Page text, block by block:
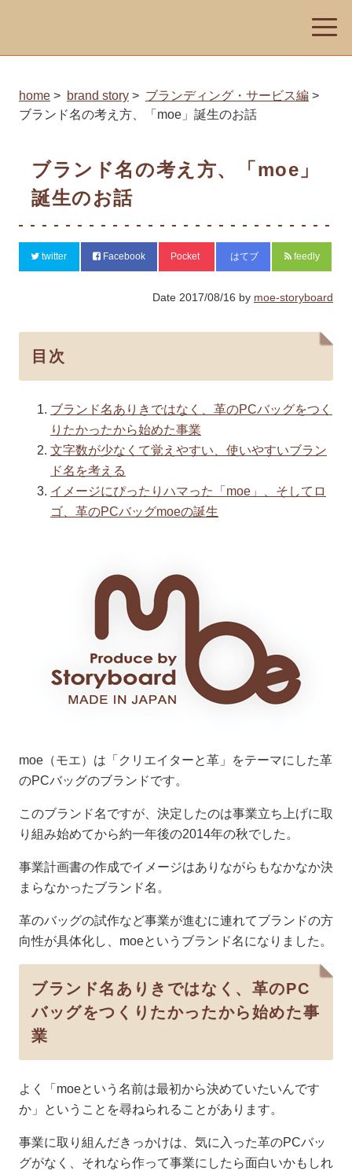
toggle
home brand story
ブランディング・サービス編
ブランド名の考え方、「moe」誕生のお話
ブランド名の考え方、「moe」
誕生のお話
twitter Facebook Pocket はてブ feedly
Date 2017/08/16 by moe-storyboard
目次
ブランド名ありきではなく、革のPCバッグをつく
りたかったから始めた事業
文字数が少なくて覚えやすい、使いやすいブラン
ド名を考える
イメージにぴったりハマった「moe」、そしてロ
ゴ、革のPCバッグmoeの誕生
moe（モエ）は「クリエイターと革」をテーマにした革
のPCバッグのブランドです。
このブランド名ですが、決定したのは事業立ち上げに取
り組み始めてから約一年後の2014年の秋でした。
事業計画書の作成でイメージはありながらもなかなか決
まらなかったブランド名。
革のバッグの試作など事業が進むに連れてブランドの方
向性が具体化し、moeというブランド名になりました。
ブランド名ありきではなく、革のPC
バッグをつくりたかったから始めた事
業
よく「moeという名前は最初から決めていたいんです
か」ということを尋ねられることがあります。
事業に取り組んだきっかけは、気に入った革のPCバッ
グがなく、それなら作って事業にしたら面白いかもしれ